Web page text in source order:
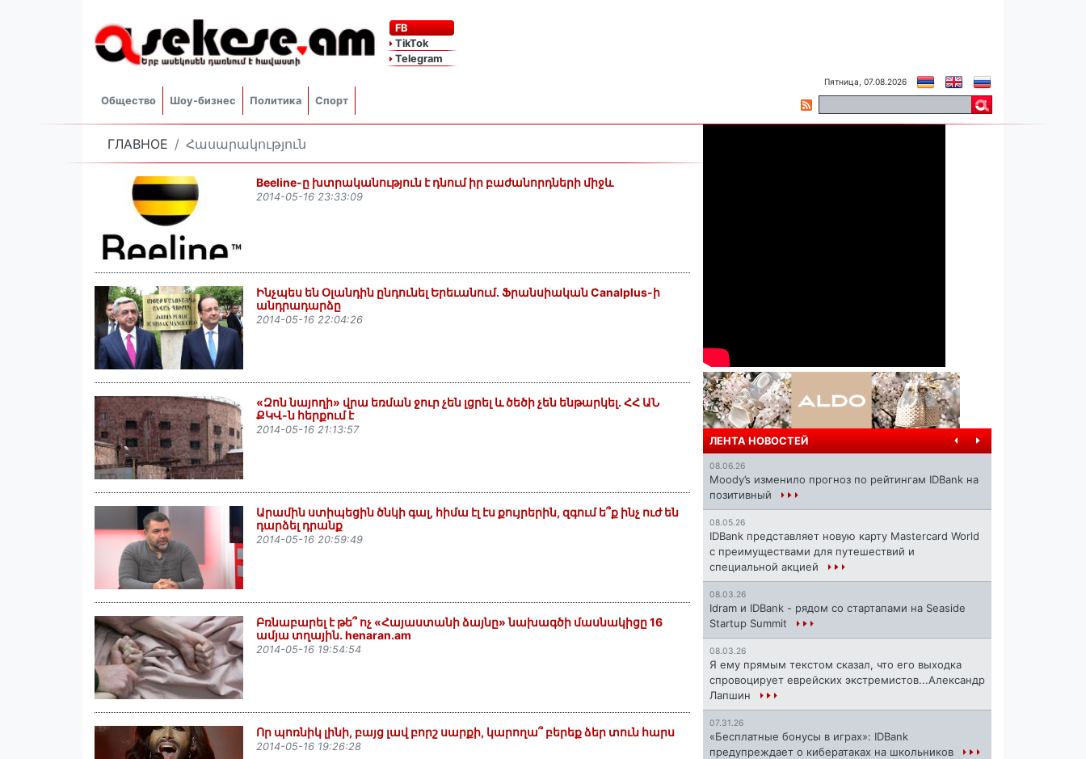
FB
TikTok
Telegram
Общество Шоу-бизнес Политика Спорт
Пятница, 07.08.2026
ГЛАВНОЕ Հասարակություն
Beeline-ը խտրականություն է դնում իր բաժանորդների միջև
2014-05-16 23:33:09
Ինչպես են Օլանդին ընդունել Երեւանում. Ֆրանսիական Canalplus-ի
անդրադարձը
2014-05-16 22:04:26
«Զոն նայողի» վրա եռման ջուր չեն լցրել և ծեծի չեն ենթարկել. ՀՀ ԱՆ
ՔԿՎ-ն հերքում է
2014-05-16 21:13:57
Արամին ստիպեցին ծնկի գալ, հիմա էլ էս քույրերին, զգում ե՞ք ինչ ուժ են
դարձել դրանք
2014-05-16 20:59:49
Բռնաբարել է թե՞ ոչ «Հայաստանի ձայնը» նախագծի մասնակիցը 16
ամյա տղային. henaran.am
2014-05-16 19:54:54
Որ պոռնիկ լինի, բայց լավ բորշ սարքի, կարողա՞ բերեք ձեր տուն հարս
2014-05-16 19:26:28
ЛЕНТА НОВОСТЕЙ
08.06.26
Moody’s изменило прогноз по рейтингам IDBank на
позитивный
08.05.26
IDBank представляет новую карту Mastercard World
с преимуществами для путешествий и
специальной акцией
08.03.26
Idram и IDBank - рядом со стартапами на Seaside
Startup Summit
08.03.26
Я ему прямым текстом сказал, что его выходка
спровоцирует еврейских экстремистов...Александр
Лапшин
07.31.26
«Бесплатные бонусы в играх»: IDBank
предупреждает о кибератаках на школьников